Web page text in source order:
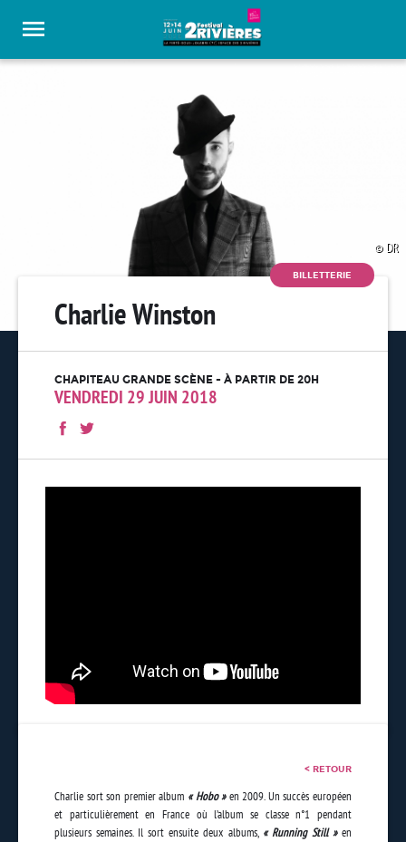
DR
BILLETTERIE
Charlie Winston
CHAPITEAU GRANDE SCÈNE - À PARTIR DE 20H
VENDREDI 29 JUIN 2018
< RETOUR
Charlie sort son premier album « Hobo » en 2009. Un succès européen
et particulièrement en France où l’album se classe n°1 pendant
plusieurs semaines. Il sort ensuite deux albums, « Running Still »en